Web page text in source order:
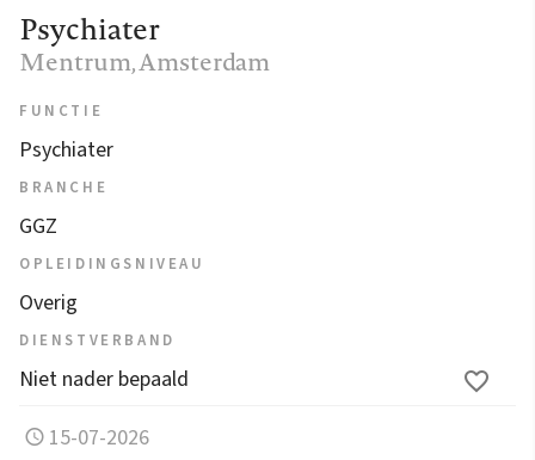
Psychiater
Mentrum, Amsterdam
FUNCTIE
Psychiater
BRANCHE
GGZ
OPLEIDINGSNIVEAU
Overig
DIENSTVERBAND
Niet nader bepaald
15-07-2026